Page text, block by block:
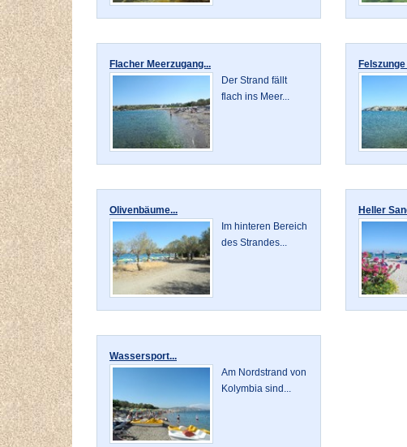
Flacher Meerzugang...
Der Strand fällt
flach ins Meer...
Olivenbäume...
Im hinteren Bereich
des Strandes...
Heller
Wassersport...
Am Nordstrand von
Kolymbia sind...